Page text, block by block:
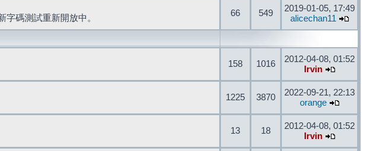
碼測試重新開放中。 66 549
2019-01-05, 17:49
alicechan11
158 1016
2012-04-08, 01:52
Irvin
1225 3870
2022-09-21, 22:13
orange
13 18
2012-04-08, 01:52
Irvin